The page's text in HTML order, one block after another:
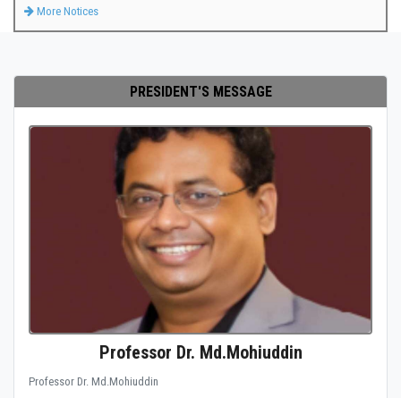
More Notices
PRESIDENT'S MESSAGE
Professor Dr. Md.Mohiuddin
Professor Dr. Md.Mohiuddin